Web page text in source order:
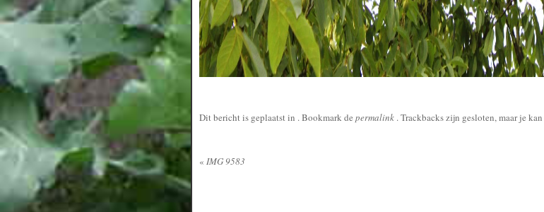
Dit bericht is geplaatst in . Bookmark de permalink . Trackbacks zijn gesloten, maar je kan
« IMG 9583